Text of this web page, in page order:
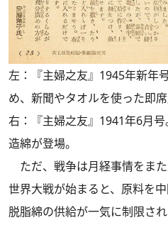
左：『主婦之友』1945年新年
め、新聞やタオルを使った即
右：『主婦之友』1941年6月
造綿が登場。
ただ、戦争は月経事情をま
世界大戦が始まると、原料を
脱脂綿の供給が一気に制限さ